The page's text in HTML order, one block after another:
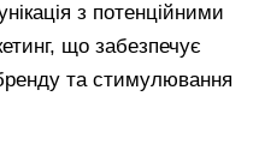
з потенційними
що забезпечує
та стимулювання